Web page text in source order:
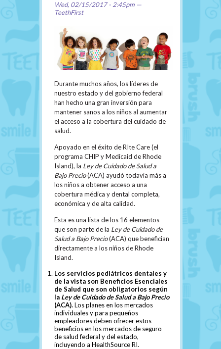
Wed, 02/15/2017 - 2:45pm —
TeethFirst
Durante muchos años, los líderes de
nuestro estado y del gobierno federal
han hecho una gran inversión para
mantener sanos a los niños al aumentar
el acceso a la cobertura del cuidado de
salud.
Apoyado en el éxito de RIte Care (el
programa CHIP y Medicaid de Rhode
Island), la Ley de Cuidado de Salud a
Bajo Precio(ACA) ayudó todavía más a
los niños a obtener acceso a una
cobertura médica y dental completa,
económica y de alta calidad.
Esta es una lista de los 16 elementos
que son parte de la Ley de Cuidado de
Salud a Bajo Precio(ACA) que benefician
directamente a los niños de Rhode
Island.
Los servicios pediátricos dentales y
de la vista son Beneficios Esenciales
de Salud que son obligatorios según
la Ley de Cuidado de Salud a Bajo Precio
(ACA).Los planes en los mercados
individuales y para pequeños
empleadores deben ofrecer estos
beneficios en los mercados de seguro
de salud federal y del estado,
incluyendo a HealthSource RI.